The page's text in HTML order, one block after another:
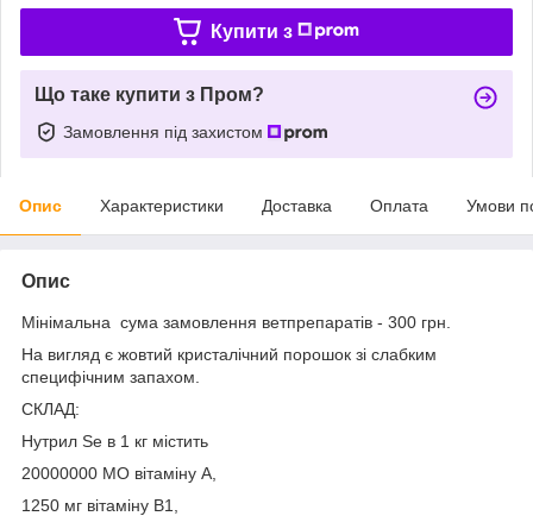
Купити з
Що таке купити з Пром?
Замовлення під захистом
Опис Характеристики Доставка Оплата Умови
Опис
Мінімальна сума замовлення ветпрепаратів - 300 грн.
На вигляд є жовтий кристалічний порошок зі слабким
специфічним запахом.
СКЛАД:
Нутрил Se в 1 кг містить
20000000 МО вітаміну А,
1250 мг вітаміну В1,